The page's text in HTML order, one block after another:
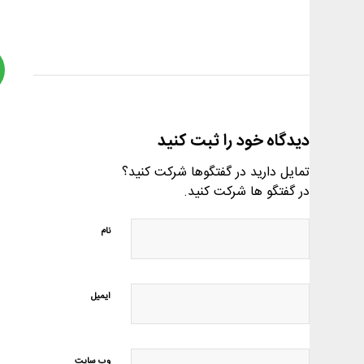
دیدگاه خود را ثبت کنید
تمایل دارید در گفتگوها شرکت کنید؟
در گفتگو ها شرکت کنید.
نام
ایمیل